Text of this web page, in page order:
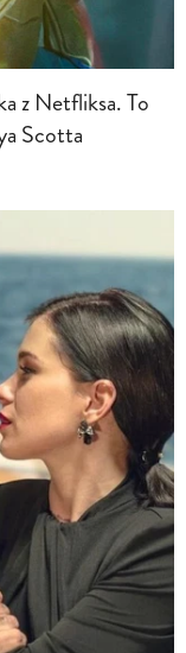
z Netfliksa. To
Scotta